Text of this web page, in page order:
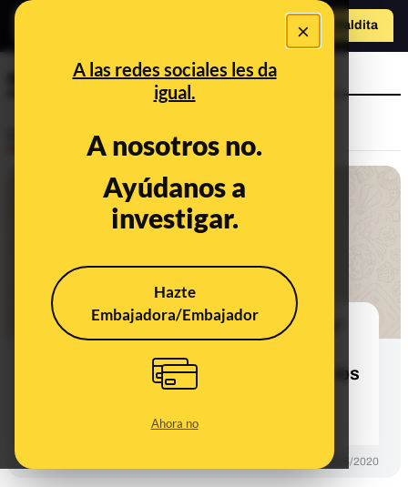
×
A las redes sociales les da
igual.
A nosotros no.
Ayúdanos a
investigar.
Hazte
Embajadora/Embajador
Ahora no
Hazte Maldita
equipos de protección
No, Correos no está "redondeando"
mascarillas para sus trabajadores: los
fondos son para la investigación
contra la COVID-19
24/05/2020